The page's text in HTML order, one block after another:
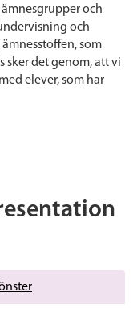
och
och
som
sker det genom, att vi
elever, som har